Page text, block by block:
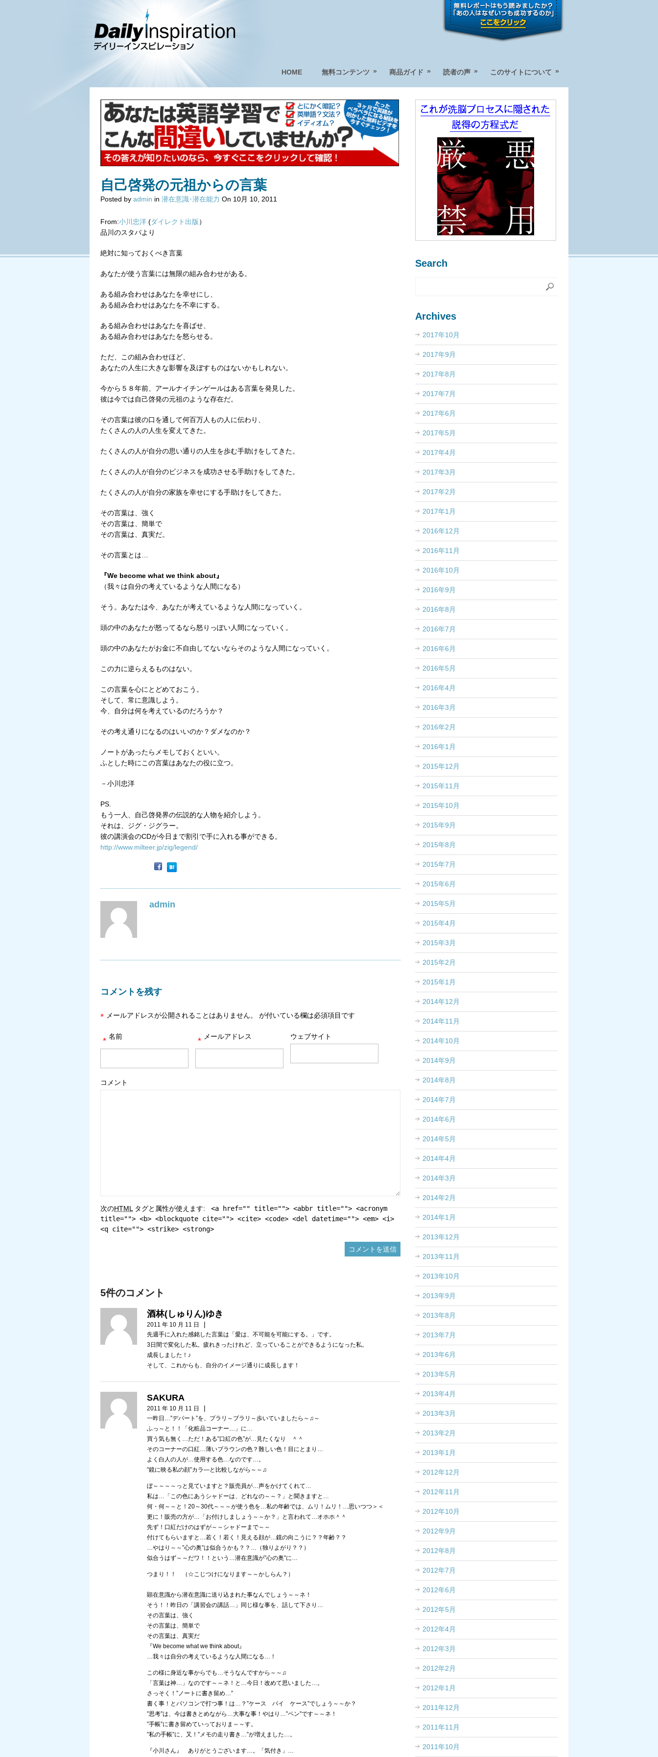
HOME 無料コンテンツ » 商品ガイド » 読者の声 » このサイトについて »
自己啓発の元祖からの言葉
Posted by admin in 潜在意識･潜在能力 On 10月 10, 2011
From:小川忠洋 (ダイレクト出版）
品川のスタバより
絶対に知っておくべき言葉
あなたが使う言葉には無限の組み合わせがある。
ある組み合わせはあなたを幸せにし、
ある組み合わせはあなたを不幸にする。
ある組み合わせはあなたを喜ばせ、
ある組み合わせはあなたを怒らせる。
ただ、この組み合わせほど、
あなたの人生に大きな影響を及ぼすものはないかもしれない。
今から５８年前、アールナイチンゲールはある言葉を発見した。
彼は今では自己啓発の元祖のような存在だ。
その言葉は彼の口を通して何百万人もの人に伝わり、
たくさんの人の人生を変えてきた。
たくさんの人が自分の思い通りの人生を歩む手助けをしてきた。
たくさんの人が自分のビジネスを成功させる手助けをしてきた。
たくさんの人が自分の家族を幸せにする手助けをしてきた。
その言葉は、強く
その言葉は、簡単で
その言葉は、真実だ。
その言葉とは…
『We become what we think about』
（我々は自分の考えているような人間になる）
そう。あなたは今、あなたが考えているような人間になっていく。
頭の中のあなたが怒ってるなら怒りっぽい人間になっていく。
頭の中のあなたがお金に不自由してないならそのような人間になっていく。
この力に逆らえるものはない。
この言葉を心にとどめておこう。
そして、常に意識しよう。
今、自分は何を考えているのだろうか？
その考え通りになるのはいいのか？ダメなのか？
ノートがあったらメモしておくといい。
ふとした時にこの言葉はあなたの役に立つ。
－小川忠洋
PS.
もう一人、自己啓発界の伝説的な人物を紹介しよう。
それは、ジグ・ジグラー。
彼の講演会のCDが今日まで割引で手に入れる事ができる。
http://www.milteer.jp/zig/legend/
admin
コメントを残す
メールアドレスが公開されることはありません。
* が付いている欄は必須項目です
名前
* メールアドレス
* ウェブサイト
コメント
次のHTML タグと属性が使えます:
<a href="" title=""> <abbr title=""> <acronym
title=""> <b> <blockquote cite=""> <cite> <code> <del datetime=""> <em> <i>
<q cite=""> <strike> <strong>
5件のコメント
酒林(しゅりん)ゆき
2011 年 10 月 11 日 |
先週手に入れた感銘した言葉は「愛は、不可能を可能にする。」です。
3日間で変化した私。疲れきったけれど、立っていることができるようになった私。
成長しました！♪
そして、これからも、自分のイメージ通りに成長します！
SAKURA
2011 年 10 月 11 日 |
一昨日…”デパート”を、ブラリ～ブラリ～歩いていましたら～♫～
ふっ～と！！「化粧品コーナー…」に…
買う気も無く…ただ！ある”口紅の色”が…見たくなり ＾＾
そのコーナーの口紅…薄いブラウンの色？難しい色！目にとまり…
よく白人の人が…使用する色…なのです…。
”鏡に映る私の顔”カラ―と比較しながら～～♫
ぼ～～～～っと見ていますと？販売員が…声をかけてくれて…
私は…「この色にあうシャドーは、どれなの～～？」と聞きますと…
何・何～～と！20～30代～～～が使う色を…私の年齢では、ムリ！ムリ！…思いつつ＞＜
更に！販売の方が…「お付けしましょう～～か？」と言われて…オホホ＾＾
先ず！口紅だけのはずが～～シャドーまで～～
付けてもらいますと…若く！若く！見える顔が…鏡の向こうに？？年齢？？
…やはり～～”心の奥”は似合うかも？？…（独りよがり？？）
似合うはず～～だワ！！という…潜在意識が”心の奥”に…
つまり！！ （☆こじつけになります～～かしらん？）
顕在意識から潜在意識に送り込まれた事なんでしょう～～ネ！
そう！！昨日の「講習会の講話…」同じ様な事を、話して下さり…
その言葉は、強く
その言葉は、簡単で
その言葉は、真実だ
『We become what we think about』
…我々は自分の考えているような人間になる…！
この様に身近な事からでも…そうなんですから～～♫
「言葉は神…」なのです～～ネ！と…今日！改めて思いました…。
さっそく！”ノートに書き留め…”
書く事！とパソコンで打つ事！は…？”ケース バイ ケース”でしょう～～か？
”思考”は、今は書きとめながら…大事な事！やはり…”ペン”です～～ネ！
”手帳”に書き留めていっておりま～～す。
”私の手帳”に、又！”メモの走り書き…”が増えました…。
『小川さん』 ありがとうございます…。「気付き」…
Search
Archives
2017年10月
2017年9月
2017年8月
2017年7月
2017年6月
2017年5月
2017年4月
2017年3月
2017年2月
2017年1月
2016年12月
2016年11月
2016年10月
2016年9月
2016年8月
2016年7月
2016年6月
2016年5月
2016年4月
2016年3月
2016年2月
2016年1月
2015年12月
2015年11月
2015年10月
2015年9月
2015年8月
2015年7月
2015年6月
2015年5月
2015年4月
2015年3月
2015年2月
2015年1月
2014年12月
2014年11月
2014年10月
2014年9月
2014年8月
2014年7月
2014年6月
2014年5月
2014年4月
2014年3月
2014年2月
2014年1月
2013年12月
2013年11月
2013年10月
2013年9月
2013年8月
2013年7月
2013年6月
2013年5月
2013年4月
2013年3月
2013年2月
2013年1月
2012年12月
2012年11月
2012年10月
2012年9月
2012年8月
2012年7月
2012年6月
2012年5月
2012年4月
2012年3月
2012年2月
2012年1月
2011年12月
2011年11月
2011年10月